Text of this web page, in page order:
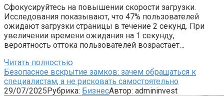
Сфокусируйтесь на повышении скорости загрузки.
Исследования показывают, что 47% пользователей
ожидают загрузки страницы в течение 2 секунд. При
увеличении времени ожидания на 1 секунду,
вероятность оттока пользователей возрастает…
Читать полностью
Безопасное вскрытие замков: зачем обращаться к
специалистам, а не рисковать самостоятельно
29/07/2025Рубрика: БизнесАвтор: admininvest